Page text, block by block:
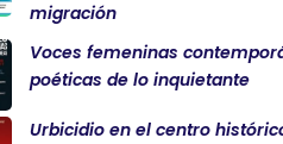
migración
Voces femeninas
poéticas de lo inquietante
Urbicidio en el centro